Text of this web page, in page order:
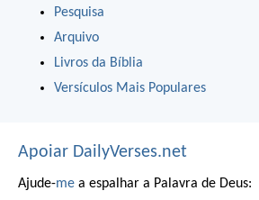
Pesquisa
Arquivo
Livros da Bíblia
Versículos Mais Populares
Apoiar DailyVerses.net
Ajude-me a espalhar a Palavra de Deus: